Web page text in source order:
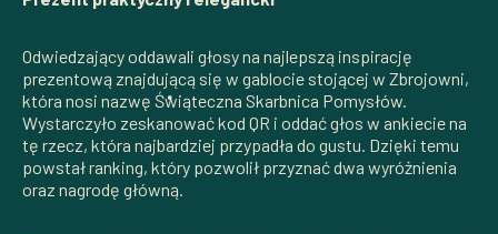
Odwiedzający oddawali głosy na najlepszą inspirację
prezentową znajdującą się w gablocie stojącej w Zbrojowni,
która nosi nazwę Świąteczna Skarbnica Pomysłów.
Wystarczyło zeskanować kod QR i oddać głos w ankiecie na
tę rzecz, która najbardziej przypadła do gustu. Dzięki temu
powstał ranking, który pozwolił przyznać dwa wyróżnienia
oraz nagrodę główną.